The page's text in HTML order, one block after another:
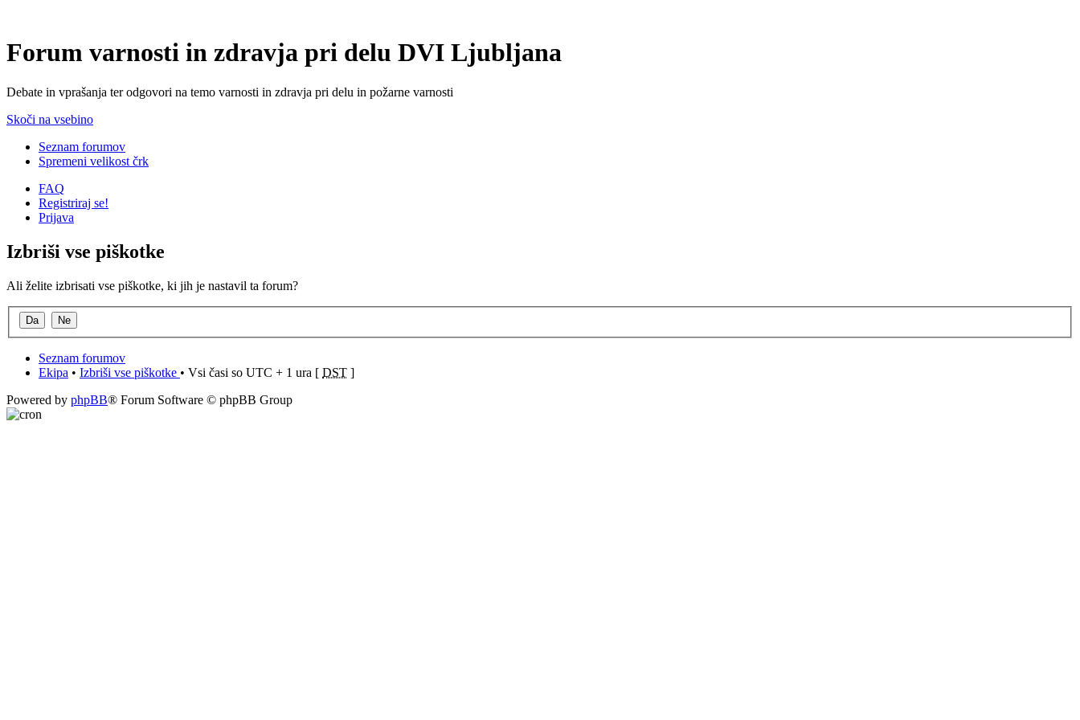
Forum varnosti in zdravja pri delu DVI Ljubljana
Debate in vprašanja ter odgovori na temo varnosti in zdravja pri delu in požarne varnosti
Skoči na vsebino
Seznam forumov
Spremeni velikost črk
FAQ
Registriraj se!
Prijava
Izbriši vse piškotke
Ali želite izbrisati vse piškotke, ki jih je nastavil ta forum?
Seznam forumov
Ekipa • Izbriši vse piškotke • Vsi časi so UTC + 1 ura [ DST ]
Powered by phpBB® Forum Software © phpBB Group